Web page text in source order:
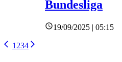
Bundesliga
19/09/2025 | 05:15
1 234